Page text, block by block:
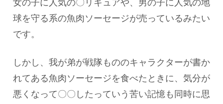
女の子に人気の〇リキュアや、男の子に人気の地
球を守る系の魚肉ソーセージが売っているみたい
です。
しかし、我が弟が戦隊もののキャラクターが書か
れてある魚肉ソーセージを食べたときに、気分が
悪くなって〇〇したっていう苦い記憶も同時に思